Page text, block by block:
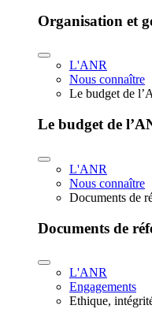
Organisation et
L'ANR
Nous connaître
Le budget de
Le budget de
L'ANR
Nous connaître
Documents de
Documents de
L'ANR
Engagements
Ethique,